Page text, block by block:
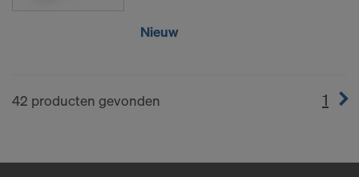
Nieuw
42 producten gevonden 1